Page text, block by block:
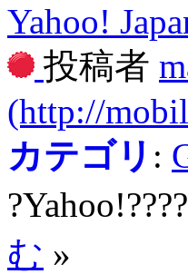
Yahoo!
投稿者
(http://
カテゴリ :
む »